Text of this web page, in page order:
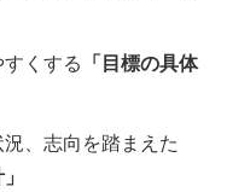
くする 「目標の具体
、志向を踏まえた